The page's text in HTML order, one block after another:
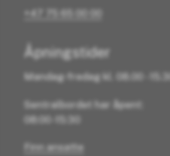
+47 75 65 00 00
Åpningstider
Mandag-fredag kl. 08.00 - 15.30
Sentralbordet har åpent:
08:00 -15:30
Finn ansatte